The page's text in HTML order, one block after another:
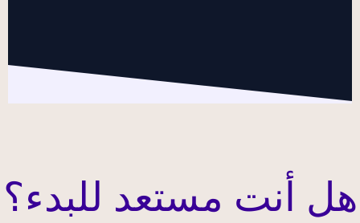
هل أنت مستعد للبدء؟